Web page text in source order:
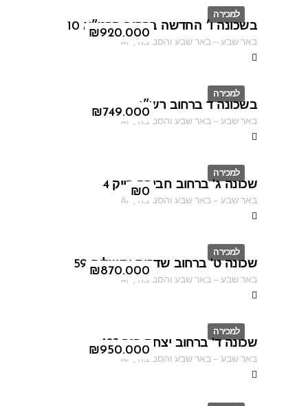
למכירה
ID
₪920.000
בשכונה ו׳ החדשה ברחוב הרמ״א 10
באר שבע–באר שבע והסביבה ,
AF
למכירה
ID
₪749.000
בשכונה ד ברחוב רש״י
באר שבע–באר שבע והסביבה ,
AF
למכירה
ID
₪0
שכונה ג' ברחוב חביבה רייק 4
באר שבע–באר שבע והסביבה ,
AF
למכירה
ID
₪870.000
שכונה ט' ברחוב שדרות ירושלים 59
באר שבע–באר שבע והסביבה ,
AF
למכירה
ID
₪950.000
שכונה ד' ברחוב יצחק רגר 183
באר שבע–באר שבע והסביבה ,
AF